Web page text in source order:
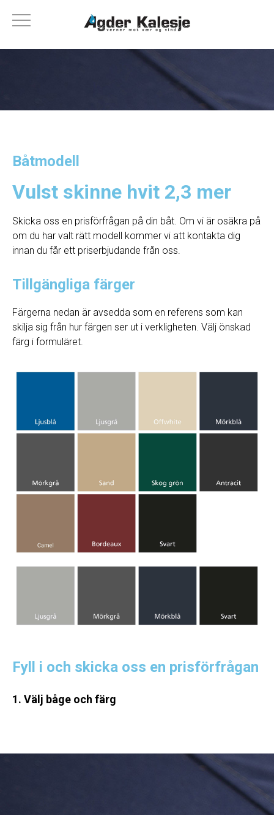
Båtmodell
Vulst skinne hvit 2,3 mer
Skicka oss en prisförfrågan på din båt. Om vi ​​är osäkra på
om du har valt rätt modell kommer vi att kontakta dig
innan du får ett priserbjudande från oss.
Tillgängliga färger
Färgerna nedan är avsedda som en referens som kan
skilja sig från hur färgen ser ut i verkligheten. Välj önskad
färg i formuläret.
Fyll i och skicka oss en prisförfrågan
1. Välj båge och färg